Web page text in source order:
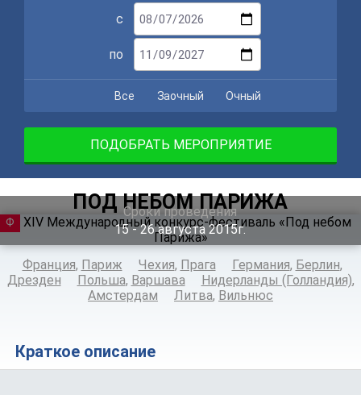
с
по
Все Заочный Очный
ПОДОБРАТЬ МЕРОПРИЯТИЕ
ПОД НЕБОМ ПАРИЖА
Сроки проведения
15 ‐ 26августа 2015г.
ФЕСТИВАЛЬ
Франция, Париж Чехия, Прага Германия, Берлин,
Дрезден
Польша, Варшава Нидерланды (Голландия),
Амстердам
Литва, Вильнюс
Краткое описание